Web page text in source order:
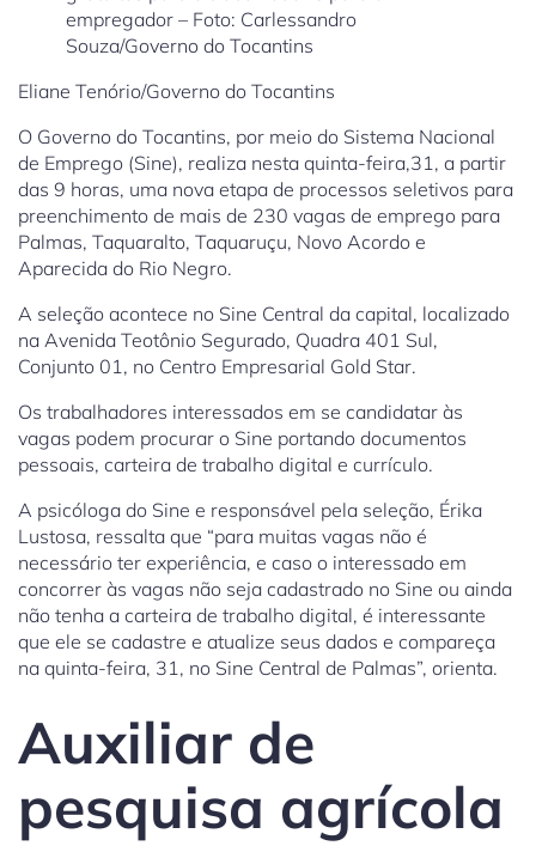
empregador – Foto: Carlessandro
Souza/Governo do Tocantins
Eliane Tenório/Governo do Tocantins
O Governo do Tocantins, por meio do Sistema Nacional
de Emprego (Sine), realiza nesta quinta-feira,31, a partir
das 9 horas, uma nova etapa de processos seletivos para
preenchimento de mais de 230 vagas de emprego para
Palmas, Taquaralto, Taquaruçu, Novo Acordo e
Aparecida do Rio Negro.
A seleção acontece no Sine Central da capital, localizado
na Avenida Teotônio Segurado, Quadra 401 Sul,
Conjunto 01, no Centro Empresarial Gold Star.
Os trabalhadores interessados em se candidatar às
vagas podem procurar o Sine portando documentos
pessoais, carteira de trabalho digital e currículo.
A psicóloga do Sine e responsável pela seleção, Érika
Lustosa, ressalta que “para muitas vagas não é
necessário ter experiência, e caso o interessado em
concorrer às vagas não seja cadastrado no Sine ou ainda
não tenha a carteira de trabalho digital, é interessante
que ele se cadastre e atualize seus dados e compareça
na quinta-feira, 31, no Sine Central de Palmas”, orienta.
Auxiliar de
pesquisa agrícola